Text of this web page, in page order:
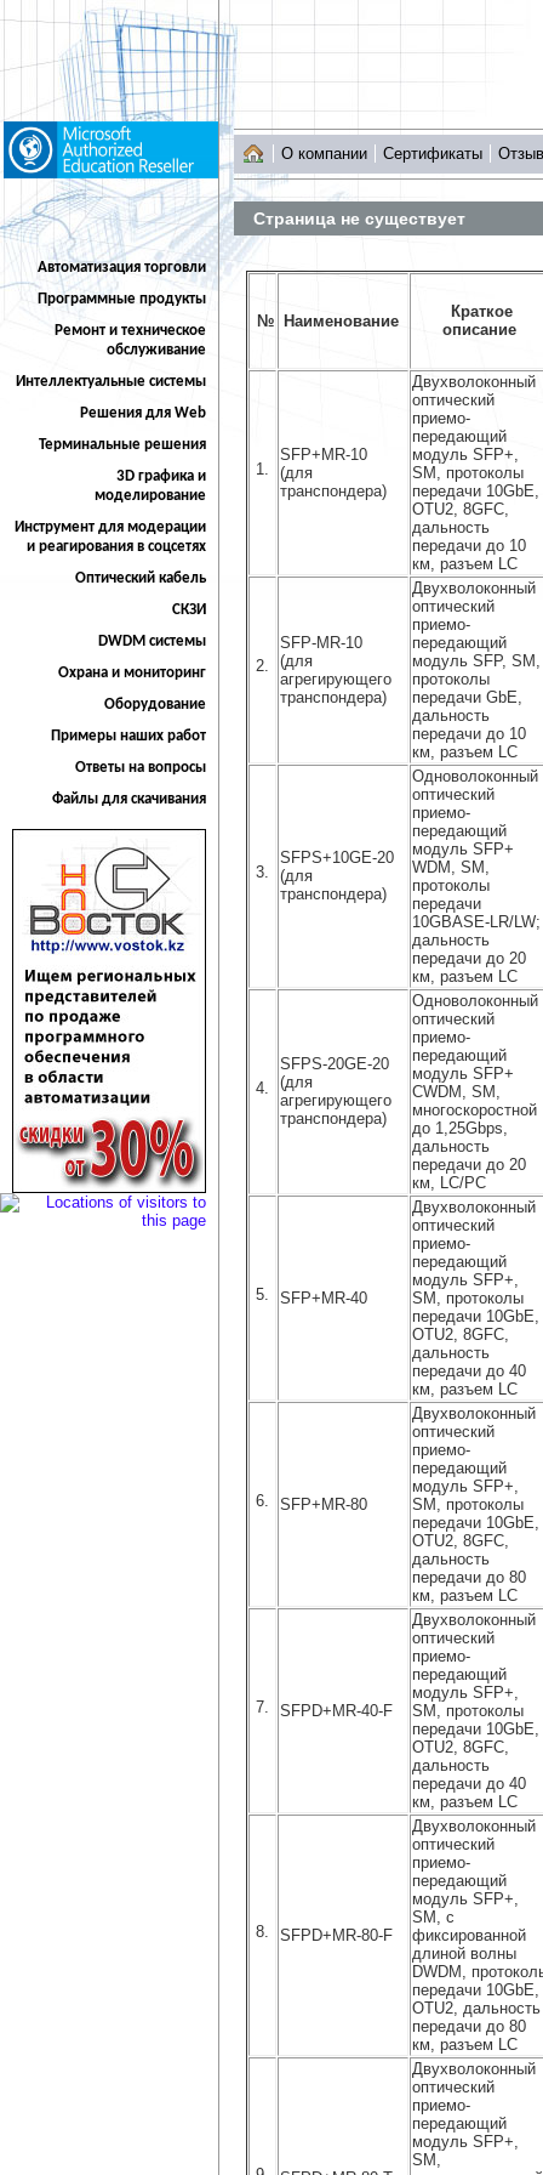
Автоматизация торговли
Программные продукты
Ремонт и техническое
обслуживание
Интеллектуальные системы
Решения для Web
Терминальные решения
3D графика и
моделирование
Инструмент для модерации
и реагирования в соцсетях
Оптический кабель
СКЗИ
DWDM системы
Охрана и мониторинг
Оборудование
Примеры наших работ
Ответы на вопросы
Файлы для скачивания
О компании Сертификаты
Страница не существует
№ Наименование
Краткое
описание
1.
SFP+MR-10
(для
транспондера)
Двухволоконный
оптический
приемо-
передающий
модуль SFP+,
SM, протоколы
передачи 10GbE,
OTU2, 8GFC,
дальность
передачи до 10
км, разъем LC
2.
SFP-MR-10
(для
агрегирующего
транспондера)
Двухволоконный
оптический
приемо-
передающий
модуль SFP, SM,
протоколы
передачи GbE,
дальность
передачи до 10
км, разъем LC
3.
SFPS+10GE-20
(для
транспондера)
Одноволоконный
оптический
приемо-
передающий
модуль SFP+
WDM, SM,
протоколы
передачи
10GBASE-LR/LW;
дальность
передачи до 20
км, разъем LC
4.
SFPS-20GE-20
(для
агрегирующего
транспондера)
Одноволоконный
оптический
приемо-
передающий
модуль SFP+
CWDM, SM,
многоскоростной
до 1,25Gbps,
дальность
передачи до 20
км, LC/PC
5. SFP+MR-40
Двухволоконный
оптический
приемо-
передающий
модуль SFP+,
SM, протоколы
передачи 10GbE,
OTU2, 8GFC,
дальность
передачи до 40
км, разъем LC
6. SFP+MR-80
Двухволоконный
оптический
приемо-
передающий
модуль SFP+,
SM, протоколы
передачи 10GbE,
OTU2, 8GFC,
дальность
передачи до 80
км, разъем LC
7. SFPD+MR-40-F
Двухволоконный
оптический
приемо-
передающий
модуль SFP+,
SM, протоколы
передачи 10GbE,
OTU2, 8GFC,
дальность
передачи до 40
км, разъем LC
8. SFPD+MR-80-F
Двухволоконный
оптический
приемо-
передающий
модуль SFP+,
SM, с
фиксированной
длиной волны
DWDM,
передачи 10GbE,
OTU2, дальность
передачи до 80
км, разъем LC
Двухволоконный
оптический
приемо-
передающий
модуль SFP+,
SM,